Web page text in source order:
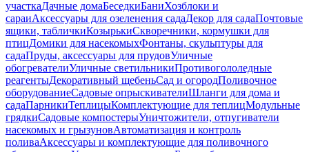
участкаДачные домаБеседкиБаниХозблоки и
сараиАксессуары для озеленения садаДекор для садаПочтовые
ящики, табличкиКозырькиСкворечники, кормушки для
птицДомики для насекомыхФонтаны, скульптуры для
садаПруды, аксессуары для прудовУличные
обогревателиУличные светильникиПротивогололедные
реагентыДекоративный щебеньСад и огородПоливочное
оборудованиеСадовые опрыскивателиШланги для дома и
садаПарникиТеплицыКомплектующие для теплицМодульные
грядкиСадовые компостерыУничтожители, отпугиватели
насекомых и грызуновАвтоматизация и контроль
поливаАксессуары и комплектующие для поливочного